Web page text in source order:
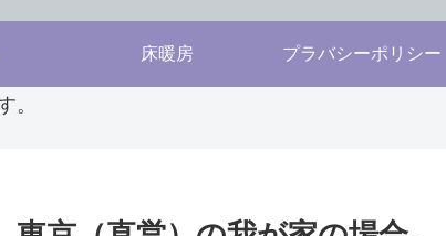
床暖房 プラバシーポリシー
。